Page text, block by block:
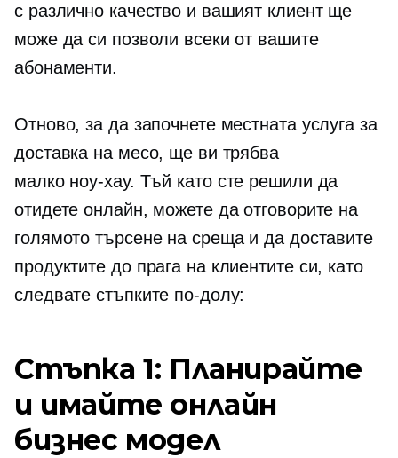
с различно качество и вашият клиент ще
може да си позволи всеки от вашите
абонаменти.
Отново, за да започнете местната услуга за
доставка на месо, ще ви трябва
малко ноу-хау. Тъй като сте решили да
отидете онлайн, можете да отговорите на
голямото търсене на среща и да доставите
продуктите до прага на клиентите си, като
следвате стъпките по-долу:
Стъпка 1: Планирайте
и имайте онлайн
бизнес модел